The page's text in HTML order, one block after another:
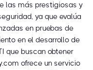
las más prestigiosas y
ya que evalúa
en pruebas de
en el desarrollo de
que buscan obtener
ofrece un servicio